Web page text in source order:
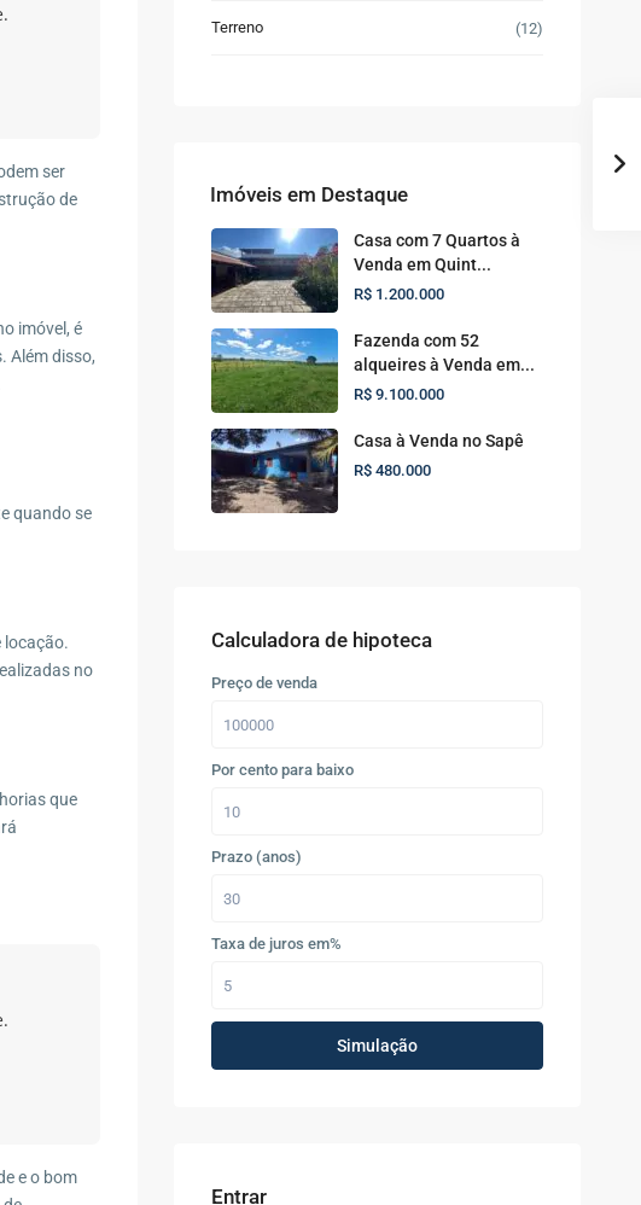
ser
de
imóvel, é
Além disso,
quando se
locação.
no
que
e o bom
Terreno (12)
Imóveis em Destaque
Casa com 7 Quartos à
Venda em Quint...
R$ 1.200.000
Fazenda com 52
alqueires à Venda em...
R$ 9.100.000
Casa à Venda no Sapê
R$ 480.000
Calculadora de hipoteca
Preço de venda
Por cento para baixo
Prazo (anos)
Taxa de juros em%
Simulação
Entrar